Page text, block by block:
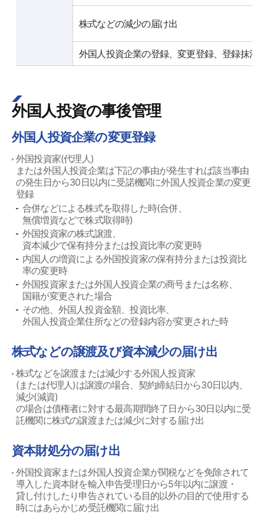
株式などの減少の届け出
外国人投資企業の登録、変更登録、登録抹消
外国人投資の事後管理
外国人投資企業の変更登録
外国投資家(代理人)
または外国人投資企業は下記の事由が発生すれば該当事由
の発生日から30日以内に受諾機関に外国人投資企業の変更
登録
合併などによる株式を取得した時(合併、
無償増資などで株式取得時)
外国投資家の株式譲渡、
資本減少で保有持分または投資比率の変更時
内国人の増資による外国投資家の保有持分または投資比
率の変更時
外国投資家または外国人投資企業の商号または名称、
国籍が変更された場合
その他、外国人投資金額、投資比率、
外国人投資企業住所などの登録内容が変更された時
株式などの譲渡及び資本減少の届け出
株式などを譲渡または減少する外国人投資家
(または代理人)は譲渡の場合、契約締結日から30日以内、
減少(減資)
の場合は債権者に対する最高期間終了日から30日以内に受
託機関に株式の譲渡または減少に対する届け出
資本財処分の届け出
外国投資家または外国人投資企業が関税などを免除されて
導入した資本財を輸入申告受理日から5年以内に譲渡・
貸し付けしたり申告されている目的以外の目的で使用する
時にはあらかじめ受託機関に届け出